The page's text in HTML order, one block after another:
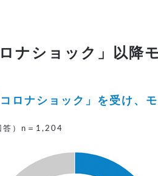
ロナショック」以降
ロナショック」を受け、
答）n＝1,204